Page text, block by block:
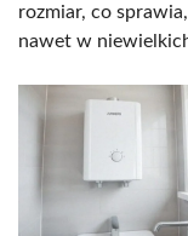
rozmiar, co
nawet w